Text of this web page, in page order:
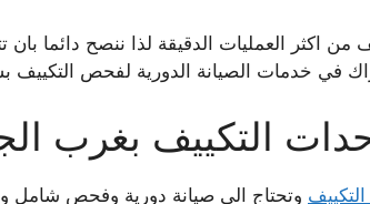
من اكثر العمليات الدقيقة لذا ننصح دائما
في خدمات الصيانة الدورية لفحص التكييف
التكييف بغرب
وتحتاج الى صيانة دورية وفحص شامل